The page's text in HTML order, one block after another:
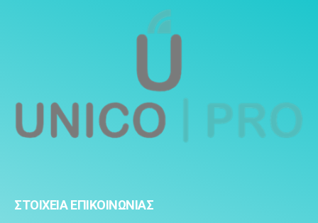
ΣΤΟΙΧΕΙΑ ΕΠΙΚΟΙΝΩΝΙΑΣ